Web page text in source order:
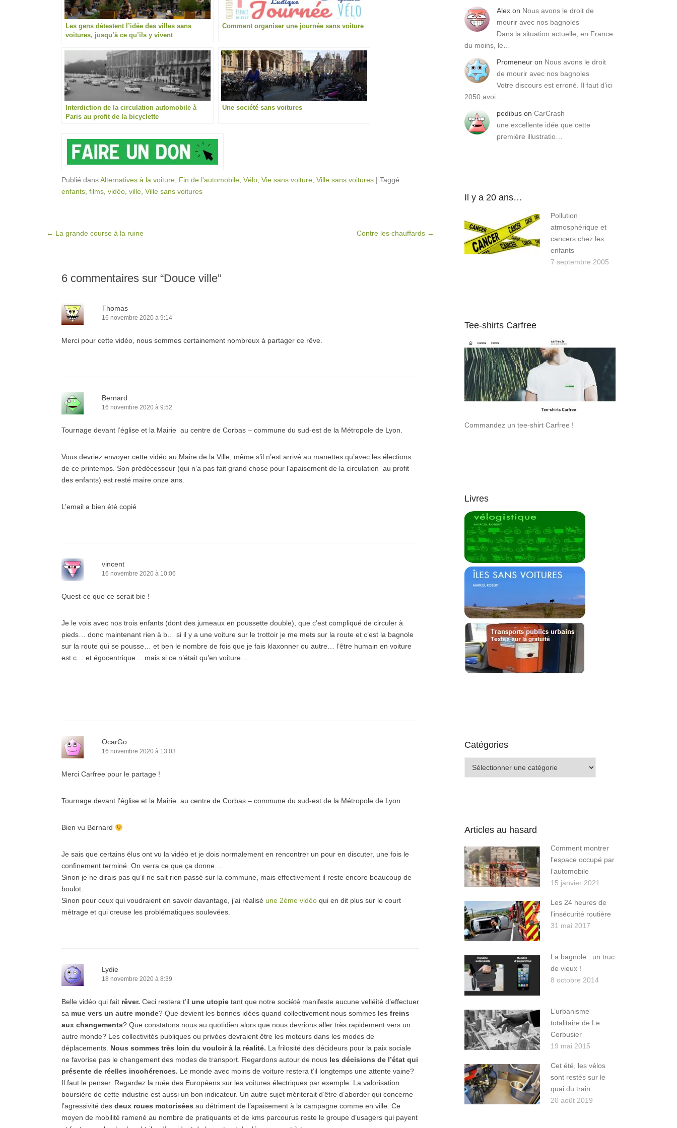
Les gens détestent l’idée des villes sans
voitures, jusqu’à ce qu’ils y vivent
Comment organiser une journée sans voiture
Interdiction de la circulation automobile à
Paris au profit de la bicyclette
Une société sans voitures
Publié dansAlternatives à la voiture, Fin de l'automobile, Vélo, Vie sans voiture, Ville sans voitures | Taggé
enfants, films, vidéo, ville, Ville sans voitures
Post navigation
← La grande course à la ruine Contre les chauffards →
6 commentaires sur “Douce ville”
Thomas
16 novembre 2020 à 9:14
Merci pour cette vidéo, nous sommes certainement nombreux à partager ce rêve.
Bernard
16 novembre 2020 à 9:52
Tournage devant l’église et la Mairie au centre de Corbas – commune du sud-est de la Métropole de Lyon.
Vous devriez envoyer cette vidéo au Maire de la Ville, même s’il n’est arrivé au manettes qu’avec les élections
de ce printemps. Son prédécesseur (qui n’a pas fait grand chose pour l’apaisement de la circulation au profit
des enfants) est resté maire onze ans.
L’email a bien été copié
vincent
16 novembre 2020 à 10:06
Quest-ce que ce serait bie !
Je le vois avec nos trois enfants (dont des jumeaux en poussette double), que c’est compliqué de circuler à
pieds… donc maintenant rien à b… si il y a une voiture sur le trottoir je me mets sur la route et c’est la bagnole
sur la route qui se pousse… et ben le nombre de fois que je fais klaxonner ou autre… l’être humain en voiture
est c… et égocentrique… mais si ce n’était qu’en voiture…
OcarGo
16 novembre 2020 à 13:03
Merci Carfree pour le partage !
Tournage devant l’église et la Mairie au centre de Corbas – commune du sud-est de la Métropole de Lyon.
Bien vu Bernard
Je sais que certains élus ont vu la vidéo et je dois normalement en rencontrer un pour en discuter, une fois le
confinement terminé. On verra ce que ça donne…
Sinon je ne dirais pas qu’il ne sait rien passé sur la commune, mais effectivement il reste encore beaucoup de
boulot.
Sinon pour ceux qui voudraient en savoir davantage, j’ai réalisé une 2ème vidéo qui en dit plus sur le court
métrage et qui creuse les problématiques soulevées.
Lydie
18 novembre 2020 à 8:39
Belle vidéo qui fait rêver. Ceci restera t’il une utopie tant que notre société manifeste aucune velléité d’effectuer
sa mue vers un autre monde? Que devient les bonnes idées quand collectivement nous sommes les freins
aux changements? Que constatons nous au quotidien alors que nous devrions aller très rapidement vers un
autre monde? Les collectivités publiques ou privées devraient être les moteurs dans les modes de
déplacements. Nous sommes très loin du vouloir à la réalité. La frilosité des décideurs pour la paix sociale
ne favorise pas le changement des modes de transport. Regardons autour de nous les décisions de l’état qui
présente de réelles incohérences. Le monde avec moins de voiture restera t’il longtemps une attente vaine?
Il faut le penser. Regardez la ruée des Européens sur les voitures électriques par exemple. La valorisation
boursière de cette industrie est aussi un bon indicateur. Un autre sujet mériterait d’être d’aborder qui concerne
l’agressivité des deux roues motorisées au détriment de l’apaisement à la campagne comme en ville. Ce
moyen de mobilité ramené au nombre de pratiquants et de kms parcourus reste le groupe d’usagers qui payent
Alex on Nous avons le droit de
mourir avec nos bagnoles
Dans la situation actuelle, en France
du moins, le…
Promeneur on Nous avons le droit
de mourir avec nos bagnoles
Votre discours est erroné. Il faut d'ici
2050 avoi…
pedibus on CarCrash
une excellente idée que cette
première illustratio…
Il y a 20 ans…
Pollution
atmosphérique et
cancers chez les
enfants
7 septembre 2005
Tee-shirts Carfree
Commandez un tee-shirt Carfree !
Livres
Catégories
Articles au hasard
Comment montrer
l’espace occupé par
l’automobile
15 janvier 2021
Les 24 heures de
l’insécurité routière
31 mai 2017
La bagnole : un truc
de vieux !
8 octobre 2014
L’urbanisme
totalitaire de Le
Corbusier
19 mai 2015
Cet été, les vélos
sont restés sur le
quai du train
20 août 2019